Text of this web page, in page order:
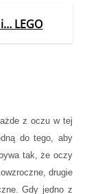
LEGO
z oczu w tej
do tego, aby
tak, że oczy
drugie
Gdy jedno z